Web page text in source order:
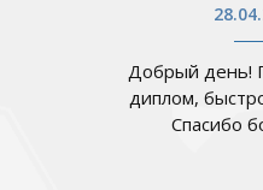
Добрый день!
диплом,
Спасибо